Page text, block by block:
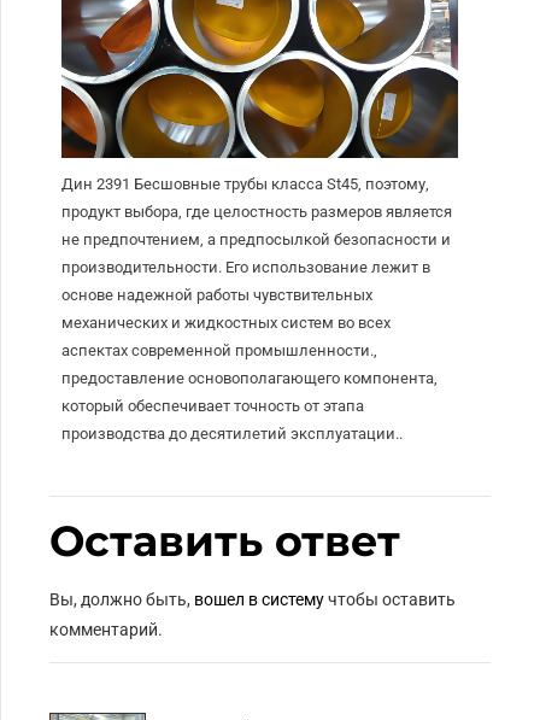
Дин 2391 Бесшовные трубы класса St45, поэтому,
продукт выбора, где целостность размеров является
не предпочтением, а предпосылкой безопасности и
производительности. Его использование лежит в
основе надежной работы чувствительных
механических и жидкостных систем во всех
аспектах современной промышленности.,
предоставление основополагающего компонента,
который обеспечивает точность от этапа
производства до десятилетий эксплуатации..
Оставить ответ
Вы, должно быть, вошел в системучтобы оставить
комментарий.